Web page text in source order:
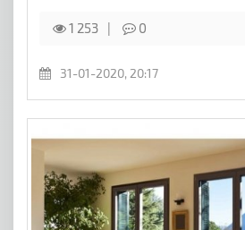
1 253 0
31-01-2020, 20:17